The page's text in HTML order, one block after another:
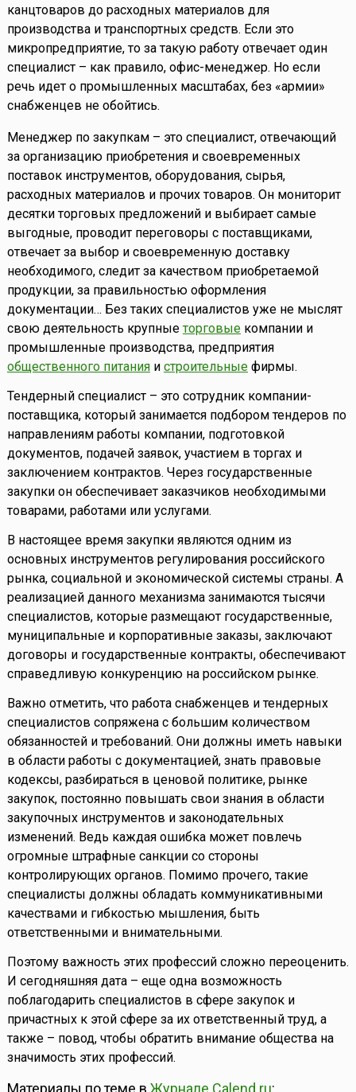
канцтоваров до расходных материалов для
производства и транспортных средств. Если это
микропредприятие, то за такую работу отвечает один
специалист – как правило, офис-менеджер. Но если
речь идет о промышленных масштабах, без «армии»
снабженцев не обойтись.
Менеджер по закупкам – это специалист, отвечающий
за организацию приобретения и своевременных
поставок инструментов, оборудования, сырья,
расходных материалов и прочих товаров. Он мониторит
десятки торговых предложений и выбирает самые
выгодные, проводит переговоры с поставщиками,
отвечает за выбор и своевременную доставку
необходимого, следит за качеством приобретаемой
продукции, за правильностью оформления
документации… Без таких специалистов уже не мыслят
свою деятельность крупные торговыекомпании и
промышленные производства, предприятия
общественного питанияи строительныефирмы.
Тендерный специалист – это сотрудник компании-
поставщика, который занимается подбором тендеров по
направлениям работы компании, подготовкой
документов, подачей заявок, участием в торгах и
заключением контрактов. Через государственные
закупки он обеспечивает заказчиков необходимыми
товарами, работами или услугами.
В настоящее время закупки являются одним из
основных инструментов регулирования российского
рынка, социальной и экономической системы страны. А
реализацией данного механизма занимаются тысячи
специалистов, которые размещают государственные,
муниципальные и корпоративные заказы, заключают
договоры и государственные контракты, обеспечивают
справедливую конкуренцию на российском рынке.
Важно отметить, что работа снабженцев и тендерных
специалистов сопряжена с большим количеством
обязанностей и требований. Они должны иметь навыки
в области работы с документацией, знать правовые
кодексы, разбираться в ценовой политике, рынке
закупок, постоянно повышать свои знания в области
закупочных инструментов и законодательных
изменений. Ведь каждая ошибка может повлечь
огромные штрафные санкции со стороны
контролирующих органов. Помимо прочего, такие
специалисты должны обладать коммуникативными
качествами и гибкостью мышления, быть
ответственными и внимательными.
Поэтому важность этих профессий сложно переоценить.
И сегодняшняя дата – еще одна возможность
поблагодарить специалистов в сфере закупок и
причастных к этой сфере за их ответственный труд, а
также – повод, чтобы обратить внимание общества на
значимость этих профессий.
Материалы по теме в Журнале Calend.ru: